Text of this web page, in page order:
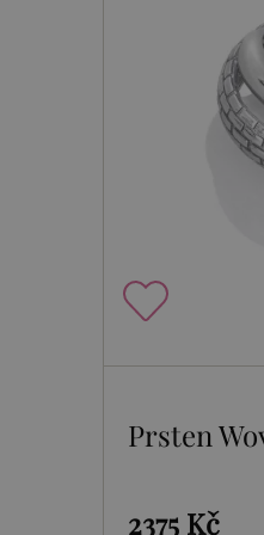
Prsten
2375 Kč